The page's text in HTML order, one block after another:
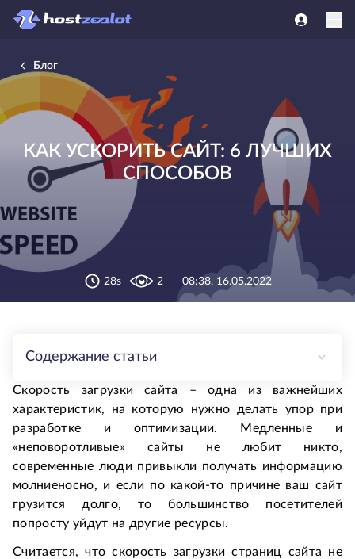
Блог
КАК УСКОРИТЬ САЙТ: 6 ЛУЧШИХ
СПОСОБОВ
28s 2 08:38, 16.05.2022
Содержание статьи
Скорость загрузки сайта – одна из важнейших
характеристик, на которую нужно делать упор при
разработке и оптимизации. Медленные и
«неповоротливые» сайты не любит никто,
современные люди привыкли получать информацию
молниеносно, и если по какой-то причине ваш сайт
грузится долго, то большинство посетителей
попросту уйдут на другие ресурсы.
Считается, что скорость загрузки страниц сайта не